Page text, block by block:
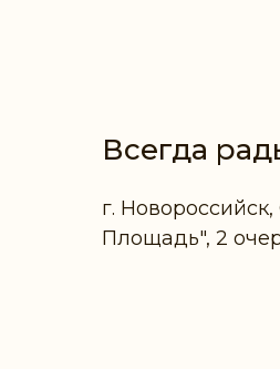
Всегда
г.
Площадь", 2